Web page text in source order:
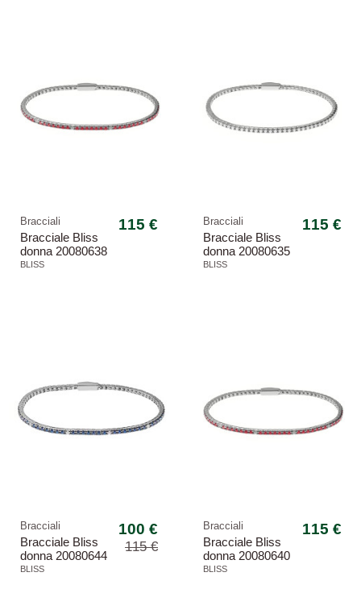
Bracciali
Bracciale Bliss
donna 20080638
Mywords
BLISS
115 € Bracciali
Bracciale Bliss
donna 20080635
Mywords
BLISS
115 €
Bracciali
Bracciale Bliss
donna 20080644
Mywords
BLISS
100 €
115 €
Bracciali
Bracciale Bliss
donna 20080640
Mywords
BLISS
115 €